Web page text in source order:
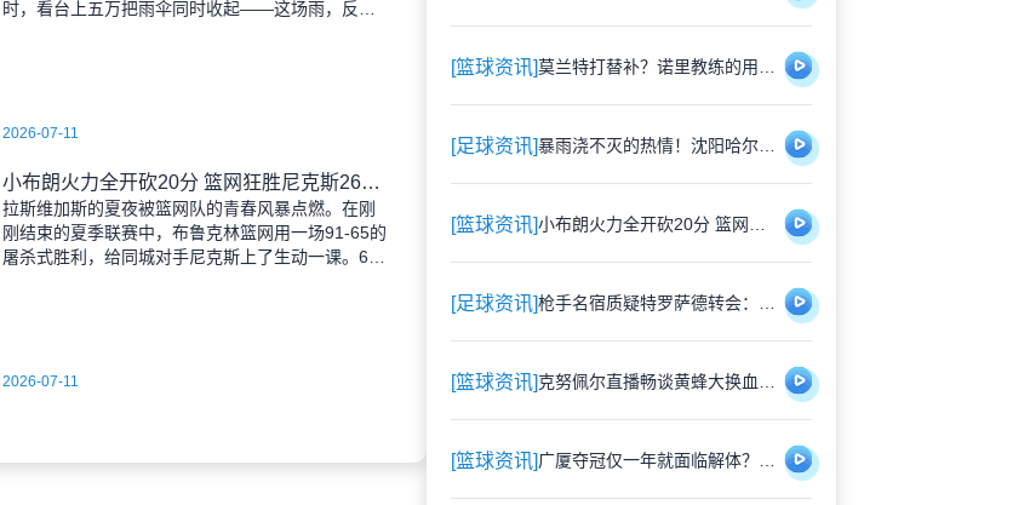
时，看台上五万把雨伞同时收起——这场雨，反倒
2026-07-11
小布朗火力全开砍20分 篮网狂胜尼克斯26分创夏联最大分差
拉斯维加斯的夏夜被篮网队的青春风暴点燃。在刚
刚结束的夏季联赛中，布鲁克林篮网用一场91-65的
屠杀式胜利，给同城对手尼克斯上了生动一课。6号
2026-07-11
[篮球资讯]
[足球资讯]
[篮球资讯]
[足球资讯]
[篮球资讯]
[篮球资讯]